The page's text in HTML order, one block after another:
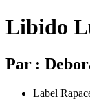
Libido
Par :
Label